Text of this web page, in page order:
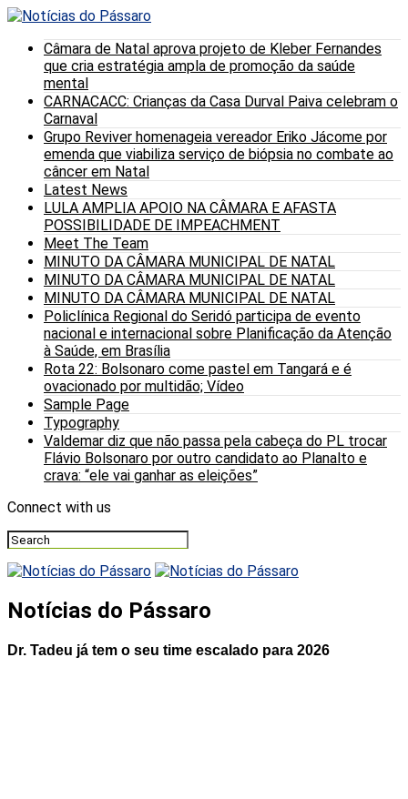
Câmara de Natal aprova projeto de Kleber Fernandes
que cria estratégia ampla de promoção da saúde
mental
CARNACACC: Crianças da Casa Durval Paiva celebram o
Carnaval
Grupo Reviver homenageia vereador Eriko Jácome por
emenda que viabiliza serviço de biópsia no combate ao
câncer em Natal
Latest News
LULA AMPLIA APOIO NA CÂMARA E AFASTA
POSSIBILIDADE DE IMPEACHMENT
Meet The Team
MINUTO DA CÂMARA MUNICIPAL DE NATAL
MINUTO DA CÂMARA MUNICIPAL DE NATAL
MINUTO DA CÂMARA MUNICIPAL DE NATAL
Policlínica Regional do Seridó participa de evento
nacional e internacional sobre Planificação da Atenção
à Saúde, em Brasília
Rota 22: Bolsonaro come pastel em Tangará e é
ovacionado por multidão; Vídeo
Sample Page
Typography
Valdemar diz que não passa pela cabeça do PL trocar
Flávio Bolsonaro por outro candidato ao Planalto e
crava: “ele vai ganhar as eleições”
Connect with us
Notícias do Pássaro
Dr. Tadeu já tem o seu time escalado para 2026